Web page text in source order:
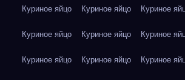
Куриное яйцо Куриное яйцо Куриное
Куриное яйцо Куриное яйцо Куриное
Куриное яйцо Куриное яйцо Куриное